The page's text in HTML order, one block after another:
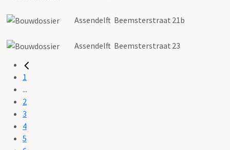
Assendelft Beemsterstraat 21b
Assendelft Beemsterstraat 23
1
...
2
3
4
5